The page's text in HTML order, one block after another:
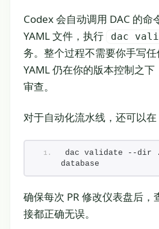
Codex 会自动调用 DAC 的命
YAML 文件，执行
dac
务。整个过程不需要你手写
YAML 仍在你的版本控制之
审查。
对于自动化流水线，还可以在
dac validate --dir
database
确保每次 PR 修改仪表盘后
接都正确无误。